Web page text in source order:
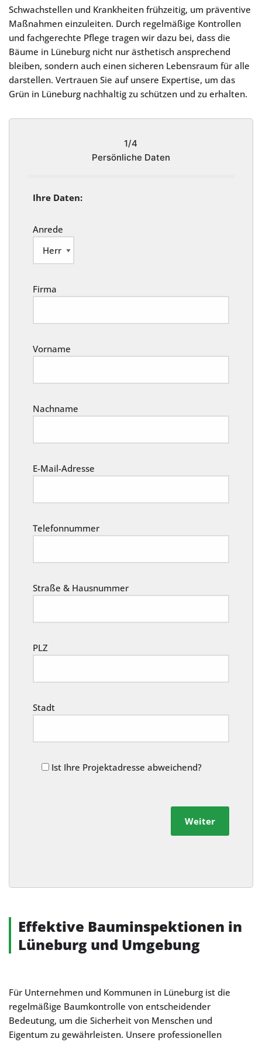
Schwachstellen und Krankheiten frühzeitig, um präventive
Maßnahmen einzuleiten. Durch regelmäßige Kontrollen
und fachgerechte Pflege tragen wir dazu bei, dass die
Bäume in Lüneburg nicht nur ästhetisch ansprechend
bleiben, sondern auch einen sicheren Lebensraum für alle
darstellen. Vertrauen Sie auf unsere Expertise, um das
Grün in Lüneburg nachhaltig zu schützen und zu erhalten.
1/4
Persönliche Daten
Ihre Daten:
Anrede
Firma
Vorname
Nachname
E-Mail-Adresse
Telefonnummer
Straße & Hausnummer
PLZ
Stadt
Ist Ihre Projektadresse abweichend?
Weiter
Alternative:
Effektive Bauminspektionen in
Lüneburg und Umgebung
Für Unternehmen und Kommunen in Lüneburg ist die
regelmäßige Baumkontrolle von entscheidender
Bedeutung, um die Sicherheit von Menschen und
Eigentum zu gewährleisten. Unsere professionellen